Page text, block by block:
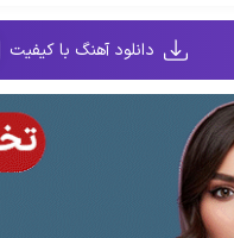
دانلود آهنگ با کیفیت